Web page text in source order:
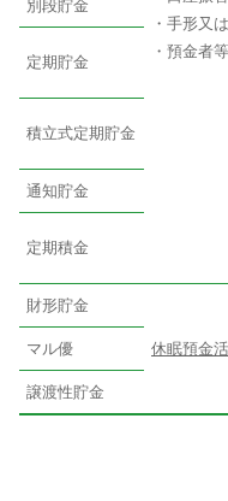
・手形又
・預金者
別段貯金
定期貯金
積立式定期貯金
通知貯金
定期積金
財形貯金
休眠預金
マル優
譲渡性貯金